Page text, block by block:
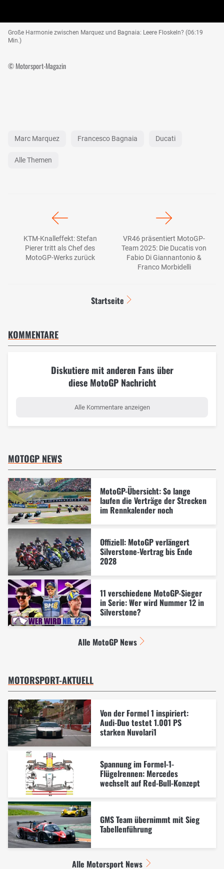
Große Harmonie zwischen Marquez und Bagnaia: Leere Floskeln? (06:19
Min.)
© Motorsport-Magazin
Marc Marquez Francesco Bagnaia Ducati
Alle Themen
KTM-Knalleffekt: Stefan
Pierer tritt als Chef des
MotoGP-Werks zurück
VR46 präsentiert MotoGP-
Team 2025: Die Ducatis von
Fabio Di Giannantonio &
Franco Morbidelli
Startseite
KOMMENTARE
Diskutiere mit anderen Fans über
diese MotoGP Nachricht
Alle Kommentare anzeigen
MOTOGP NEWS
MotoGP-Übersicht: So lange
laufen die Verträge der Strecken
im Rennkalender noch
Offiziell: MotoGP verlängert
Silverstone-Vertrag bis Ende
2028
11 verschiedene MotoGP-Sieger
in Serie: Wer wird Nummer 12 in
Silverstone?
Alle MotoGP News
MOTORSPORT-AKTUELL
Von der Formel 1 inspiriert:
Audi-Duo testet 1.001 PS
starken Nuvolari1
Spannung im Formel-1-
Flügelrennen: Mercedes
wechselt auf Red-Bull-Konzept
GMS Team übernimmt mit Sieg
Tabellenführung
Alle Motorsport News